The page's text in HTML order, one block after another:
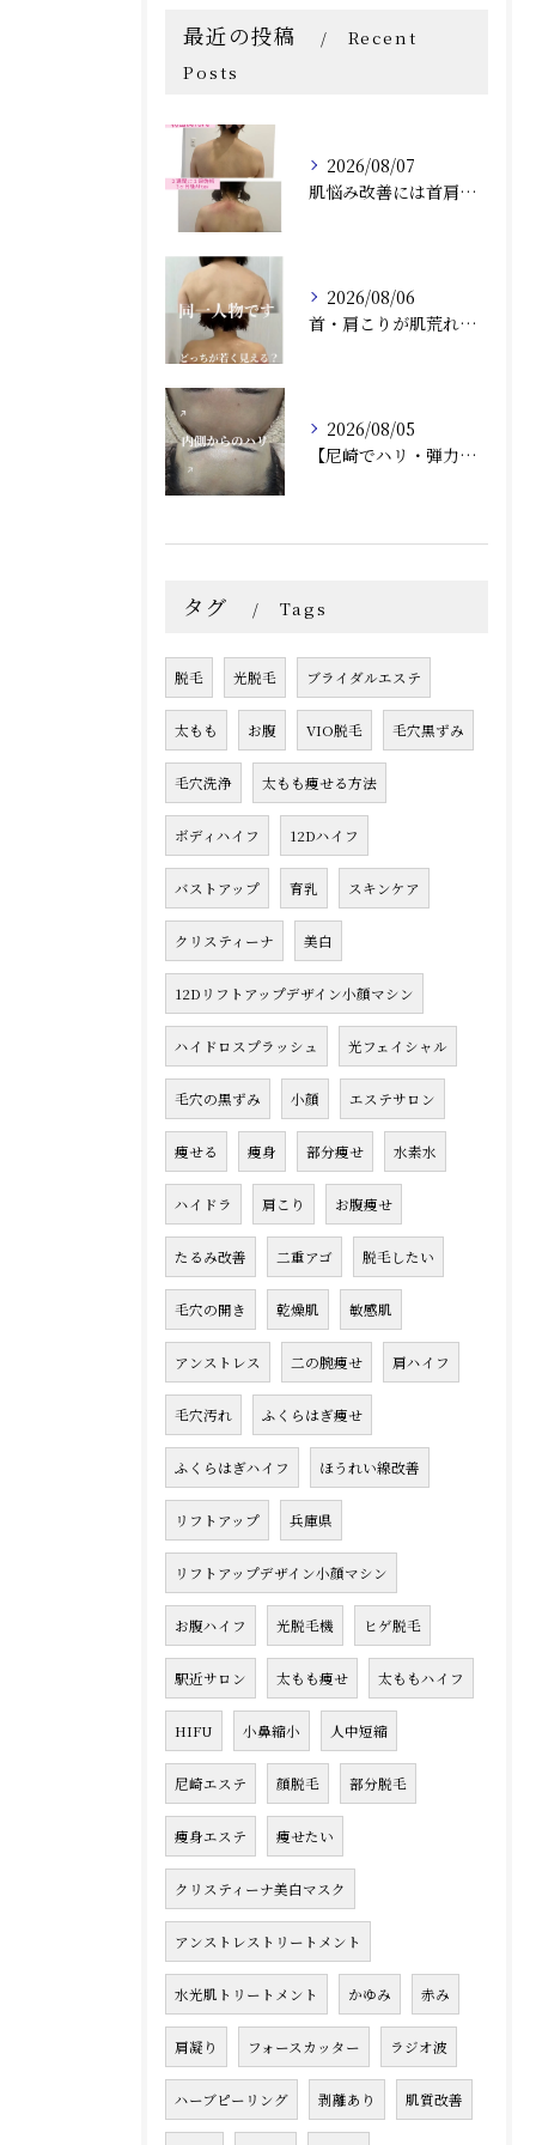
最近の投稿
Recent
Posts
2026/08/07
肌悩み改善には首肩こりの詰まりも取ることがオススメ！兵庫県尼崎エステRindaリンダで赤み、毛穴、ニキビ炎症肌のお悩みの方へ
2026/08/06
首・肩こりが肌荒れにつながる？肌質改善との相乗効果で根本から美しい肌へ（兵庫県尼崎エステ）Rindaリンダで改善しませんか？
2026/08/05
【尼崎でハリ・弾力ケア】フォーエバーヤングで内側からふっくらとした若々しい肌へ
タグ Tags
脱毛 光脱毛 ブライダルエステ
太もも お腹 VIO脱毛 毛穴黒ずみ
毛穴洗浄 太もも痩せる方法
ボディハイフ 12Dハイフ
バストアップ 育乳 スキンケア
クリスティーナ 美白
12Dリフトアップデザイン小顔マシン
ハイドロスプラッシュ 光フェイシャル
毛穴の黒ずみ 小顔 エステサロン
痩せる 痩身 部分痩せ 水素水
ハイドラ 肩こり お腹痩せ
たるみ改善 二重アゴ 脱毛したい
毛穴の開き 乾燥肌 敏感肌
アンストレス 二の腕痩せ 肩ハイフ
毛穴汚れ ふくらはぎ痩せ
ふくらはぎハイフ ほうれい線改善
リフトアップ 兵庫県
リフトアップデザイン小顔マシン
お腹ハイフ 光脱毛機 ヒゲ脱毛
駅近サロン 太もも痩せ 太ももハイフ
HIFU 小鼻縮小 人中短縮
尼崎エステ 顔脱毛 部分脱毛
痩身エステ 痩せたい
クリスティーナ美白マスク
アンストレストリートメント
水光肌トリートメント かゆみ 赤み
肩凝り フォースカッター ラジオ波
ハーブピーリング 剥離あり 肌質改善